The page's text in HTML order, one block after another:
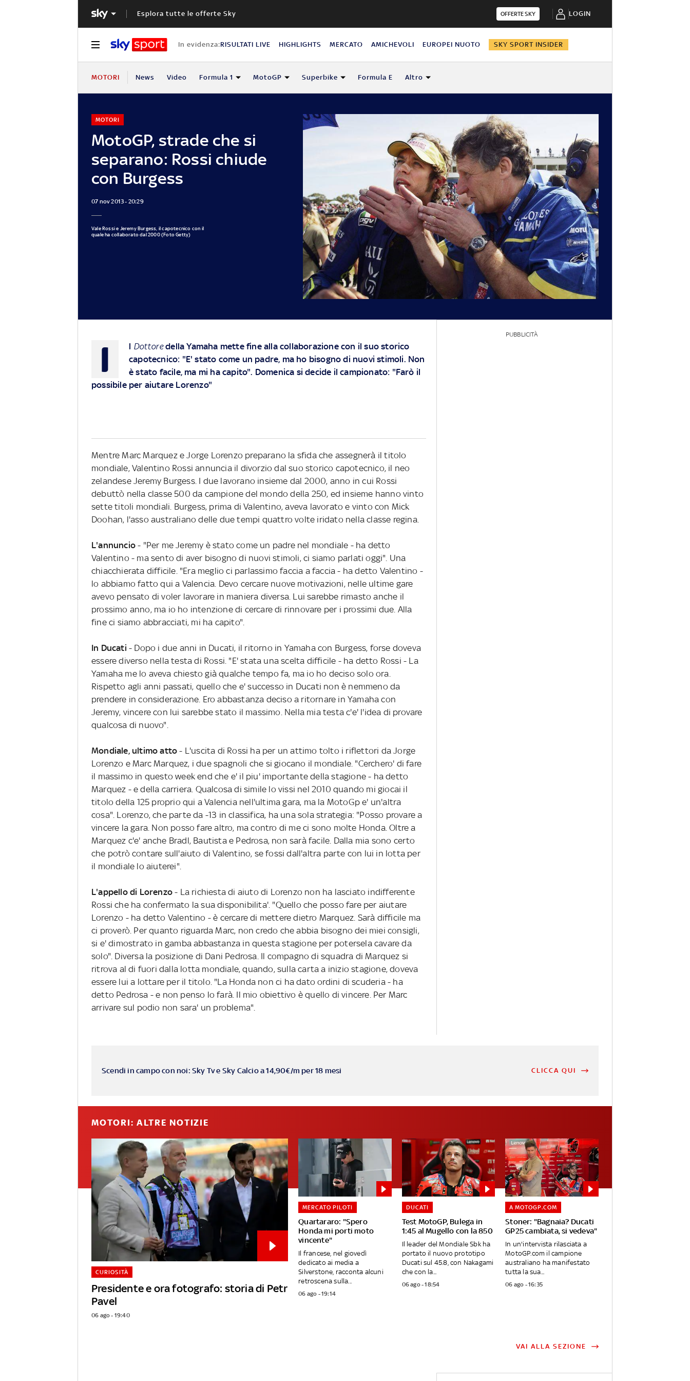
Esplora tutte le offerte Sky OFFERTE SKY LOGIN
In evidenza:RISULTATI LIVE HIGHLIGHTS MERCATO AMICHEVOLI EUROPEI NUOTO SKY SPORT INSIDER
MOTORI News Video Formula 1 MotoGP Superbike Formula E Altro
MotoGP, strade che si
separano: Rossi chiude
con Burgess
MOTORI
07 nov 2013 - 20:29
Vale Rossi e Jeremy Burgess, il capotecnico con il
quale ha collaborato dal 2000 (Foto Getty)
I l Dottoredella Yamaha mette fine alla collaborazione con il suo storico
capotecnico: "E' stato come un padre, ma ho bisogno di nuovi stimoli. Non
è stato facile, ma mi ha capito". Domenica si decide il campionato: "Farò il
possibile per aiutare Lorenzo"
Mentre Marc Marquez e Jorge Lorenzo preparano la sfida che assegnerà il titolo
mondiale, Valentino Rossi annuncia il divorzio dal suo storico capotecnico, il neo
zelandese Jeremy Burgess. I due lavorano insieme dal 2000, anno in cui Rossi
debuttò nella classe 500 da campione del mondo della 250, ed insieme hanno vinto
sette titoli mondiali. Burgess, prima di Valentino, aveva lavorato e vinto con Mick
Doohan, l'asso australiano delle due tempi quattro volte iridato nella classe regina.
L'annuncio- "Per me Jeremy è stato come un padre nel mondiale - ha detto
Valentino - ma sento di aver bisogno di nuovi stimoli, ci siamo parlati oggi". Una
chiacchierata difficile. "Era meglio ci parlassimo faccia a faccia - ha detto Valentino -
lo abbiamo fatto qui a Valencia. Devo cercare nuove motivazioni, nelle ultime gare
avevo pensato di voler lavorare in maniera diversa. Lui sarebbe rimasto anche il
prossimo anno, ma io ho intenzione di cercare di rinnovare per i prossimi due. Alla
fine ci siamo abbracciati, mi ha capito".
In Ducati - Dopo i due anni in Ducati, il ritorno in Yamaha con Burgess, forse doveva
essere diverso nella testa di Rossi. "E' stata una scelta difficile - ha detto Rossi - La
Yamaha me lo aveva chiesto già qualche tempo fa, ma io ho deciso solo ora.
Rispetto agli anni passati, quello che e' successo in Ducati non è nemmeno da
prendere in considerazione. Ero abbastanza deciso a ritornare in Yamaha con
Jeremy, vincere con lui sarebbe stato il massimo. Nella mia testa c'e' l'idea di provare
qualcosa di nuovo".
Mondiale, ultimo atto- L'uscita di Rossi ha per un attimo tolto i riflettori da Jorge
Lorenzo e Marc Marquez, i due spagnoli che si giocano il mondiale. "Cerchero' di fare
il massimo in questo week end che e' il piu' importante della stagione - ha detto
Marquez - e della carriera. Qualcosa di simile lo vissi nel 2010 quando mi giocai il
titolo della 125 proprio qui a Valencia nell'ultima gara, ma la MotoGp e' un'altra
cosa". Lorenzo, che parte da -13 in classifica, ha una sola strategia: "Posso provare a
vincere la gara. Non posso fare altro, ma contro di me ci sono molte Honda. Oltre a
Marquez c'e' anche Bradl, Bautista e Pedrosa, non sarà facile. Dalla mia sono certo
che potrò contare sull'aiuto di Valentino, se fossi dall'altra parte con lui in lotta per
il mondiale lo aiuterei".
L'appello di Lorenzo- La richiesta di aiuto di Lorenzo non ha lasciato indifferente
Rossi che ha confermato la sua disponibilita'. "Quello che posso fare per aiutare
Lorenzo - ha detto Valentino - è cercare di mettere dietro Marquez. Sarà difficile ma
ci proverò. Per quanto riguarda Marc, non credo che abbia bisogno dei miei consigli,
si e' dimostrato in gamba abbastanza in questa stagione per potersela cavare da
solo". Diversa la posizione di Dani Pedrosa. Il compagno di squadra di Marquez si
ritrova al di fuori dalla lotta mondiale, quando, sulla carta a inizio stagione, doveva
essere lui a lottare per il titolo. "La Honda non ci ha dato ordini di scuderia - ha
detto Pedrosa - e non penso lo farà. Il mio obiettivo è quello di vincere. Per Marc
arrivare sul podio non sara' un problema".
PUBBLICITÀ
Scendi in campo con noi: Sky Tv e Sky Calcio a 14,90€/m per 18 mesi CLICCA QUI
MOTORI: ALTRE NOTIZIE
Presidente e ora fotografo: storia di Petr
Pavel
CURIOSITÀ
06 ago - 19:40
Quartararo: "Spero
Honda mi porti moto
vincente"
MERCATO PILOTI
Il francese, nel giovedì
dedicato ai media a
Silverstone, racconta alcuni
retroscena sulla...
06 ago - 19:14
Test MotoGP, Bulega in
1:45 al Mugello con la 850
DUCATI
Il leader del Mondiale Sbk ha
portato il nuovo prototipo
Ducati sul 45.8, con Nakagami
che con la...
06 ago - 18:54
Stoner: "Bagnaia? Ducati
GP25 cambiata, si vedeva"
A MOTOGP.COM
In un'intervista rilasciata a
MotoGP.com il campione
australiano ha manifestato
tutta la sua...
06 ago - 16:35
VAI ALLA SEZIONE